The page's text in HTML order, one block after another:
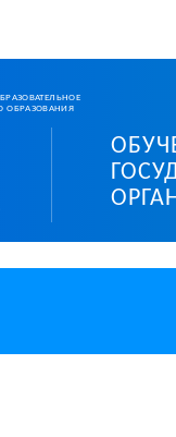
ОБРАЗОВАНИЯ
Корпоративный